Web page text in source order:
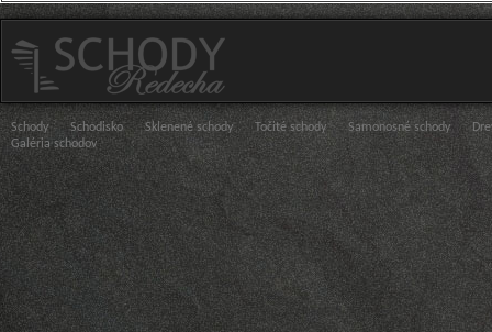
Schody Schodisko Sklenené schody Točité schody Samonosné schody
Galéria schodov